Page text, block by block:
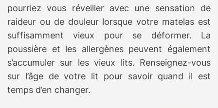
pourriez vous réveiller avec une sensation de
raideur ou de douleur lorsque votre matelas est
suffisamment vieux pour se déformer. La
poussière et les allergènes peuvent également
s’accumuler sur les vieux lits. Renseignez-vous
sur l’âge de votre lit pour savoir quand il est
temps d’en changer.